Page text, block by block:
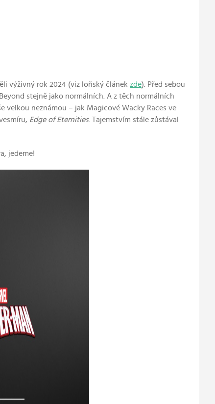
výživný rok 2024 (viz loňský článek zde). Před sebou
stejně jako normálních. A z těch normálních
velkou neznámou – jak Magicové Wacky Races ve
Edge of Eternities. Tajemstvím stále zůstával
jedeme!